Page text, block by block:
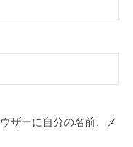
ザーに自分の名前、メ